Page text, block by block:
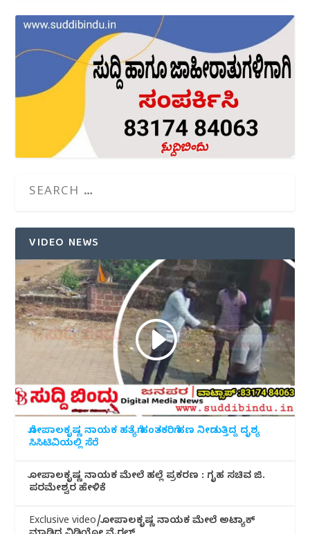
VIDEO NEWS
ಗೋಪಾಲಕೃಷ್ಣ ನಾಯಕ ಹತ್ಯೆಗೆ ಹಂತಕರಿಗೆ ಹಣ ನೀಡುತ್ತಿದ್ದ ದೃಶ್ಯ
ಸಿಸಿಟಿವಿಯಲ್ಲಿ ಸೆರೆ
ಗೋಪಾಲಕೃಷ್ಣ ನಾಯಕ ಮೇಲೆ ಹಲ್ಲೆ ಪ್ರಕರಣ : ಗೃಹ ಸಚಿವ ಜಿ.
ಪರಮೇಶ್ವರ ಹೇಳಿಕೆ
Exclusive video/ಗೋಪಾಲಕೃಷ್ಣ ನಾಯಕ ಮೇಲೆ ಅಟ್ಯಾಕ್